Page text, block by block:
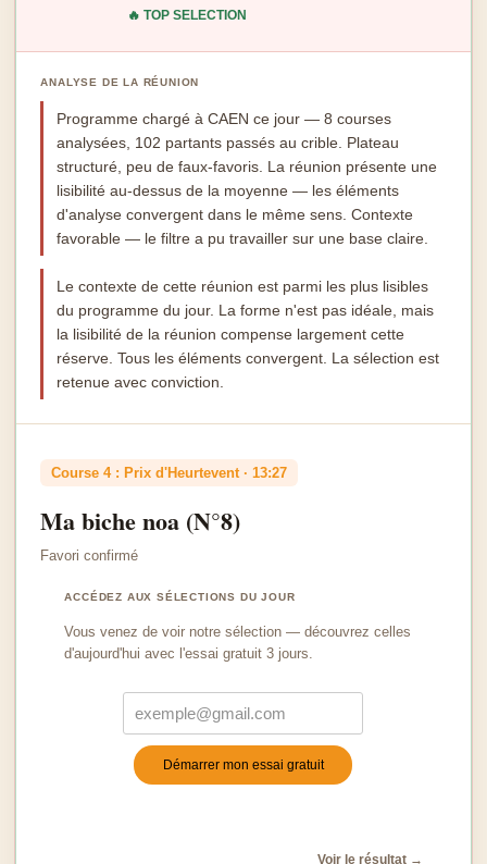
🔥 TOP SELECTION
ANALYSE DE LA RÉUNION
Programme chargé à CAEN ce jour — 8 courses
analysées, 102 partants passés au crible. Plateau
structuré, peu de faux-favoris. La réunion présente une
lisibilité au-dessus de la moyenne — les éléments
d'analyse convergent dans le même sens. Contexte
favorable — le filtre a pu travailler sur une base claire.
Le contexte de cette réunion est parmi les plus lisibles
du programme du jour. La forme n'est pas idéale, mais
la lisibilité de la réunion compense largement cette
réserve. Tous les éléments convergent. La sélection est
retenue avec conviction.
Course 4 : Prix d'Heurtevent · 13:27
Ma biche noa (N°8)
Favori confirmé
ACCÉDEZ AUX SÉLECTIONS DU JOUR
Vous venez de voir notre sélection — découvrez celles
d'aujourd'hui avec l'essai gratuit 3 jours.
Démarrer mon essai gratuit
Voir le résultat →